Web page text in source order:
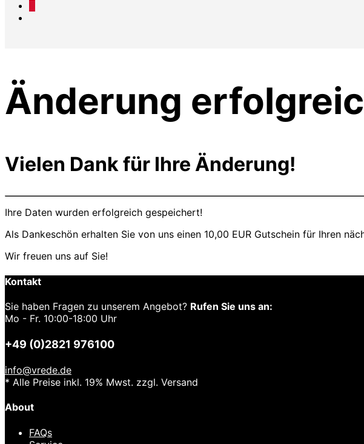
Änderung
Vielen Dank für Ihre Änderung!
Ihre Daten wurden erfolgreich gespeichert!
Als Dankeschön erhalten Sie von uns einen 10,00 EUR Gutschein für Ihren
Wir freuen uns auf Sie!
Kontakt
Sie haben Fragen zu unserem Angebot? Rufen Sie uns an:
Mo - Fr. 10:00-18:00 Uhr
+49 (0)2821 976100
info@vrede.de
* Alle Preise inkl. 19% Mwst. zzgl. Versand
About
FAQs